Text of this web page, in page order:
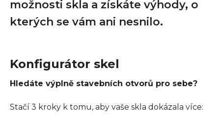
možnosti skla a získáte výhody, o
kterých se vám ani nesnilo.
Konfigurátor skel
Hledáte výplně stavebních otvorů pro sebe?
Stačí 3 kroky k tomu, aby vaše skla dokázala více: